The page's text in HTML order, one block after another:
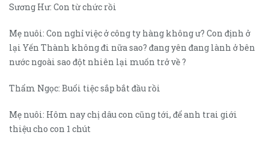
Sương Hư: Con từ chức rồi
Mẹ nuôi: Con nghỉ việc ở công ty hàng không ư? Con định ở
lại Yến Thành không đi nữa sao? đang yên đang lành ở bên
nước ngoài sao đột nhiên lại muốn trở về ?
Thẩm Ngọc: Buổi tiệc sắp bắt đầu rồi
Mẹ nuôi: Hôm nay chị dâu con cũng tới, để anh trai giới
thiệu cho con 1 chút